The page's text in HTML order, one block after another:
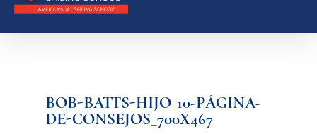
BOB-BATTS-HIJO_10-PÁGINA-
DE-CONSEJOS_700X467